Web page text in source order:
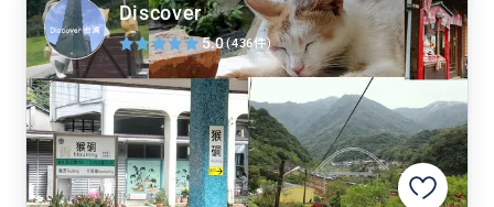
Discover
5.0(436件)